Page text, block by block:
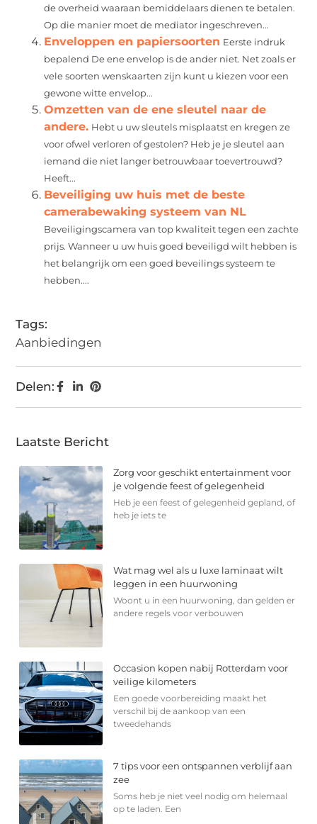
de overheid waaraan bemiddelaars dienen te betalen.
Op die manier moet de mediator ingeschreven...
Enveloppen en papiersoorten Eerste indruk
bepalend De ene envelop is de ander niet. Net zoals er
vele soorten wenskaarten zijn kunt u kiezen voor een
gewone witte envelop...
Omzetten van de ene sleutel naar de
andere. Hebt u uw sleutels misplaatst en kregen ze
voor ofwel verloren of gestolen? Heb je je sleutel aan
iemand die niet langer betrouwbaar toevertrouwd?
Heeft...
Beveiliging uw huis met de beste
camerabewaking systeem van NL
Beveiligingscamera van top kwaliteit tegen een zachte
prijs. Wanneer u uw huis goed beveiligd wilt hebben is
het belangrijk om een goed beveilings systeem te
hebben....
Tags:
Aanbiedingen
Delen:
Laatste Bericht
Zorg voor geschikt entertainment voor
je volgende feest of gelegenheid
Heb je een feest of gelegenheid gepland, of
heb je iets te
Wat mag wel als u luxe laminaat wilt
leggen in een huurwoning
Woont u in een huurwoning, dan gelden er
andere regels voor verbouwen
Occasion kopen nabij Rotterdam voor
veilige kilometers
Een goede voorbereiding maakt het
verschil bij de aankoop van een
tweedehands
7 tips voor een ontspannen verblijf aan
zee
Soms heb je niet veel nodig om helemaal
op te laden. Een